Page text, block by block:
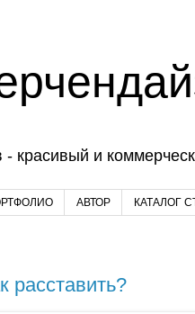
красивый и
АВТОР КАТАЛОГ